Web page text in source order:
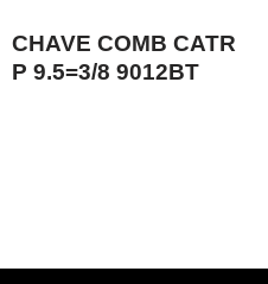
CHAVE COMB CATR
P 9.5=3/8 9012BT